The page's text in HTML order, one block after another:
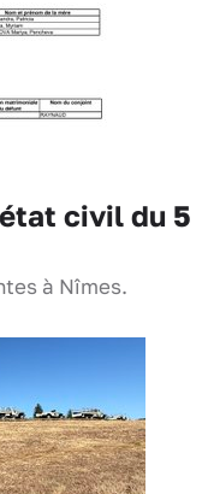
civil du 5
à Nîmes.